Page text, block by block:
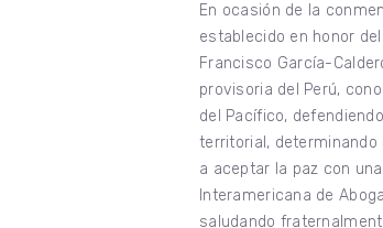
En ocasión de la
establecido en honor
Francisco García-
provisoria del Perú,
del Pacífico,
territorial, determinando
a aceptar la paz con
Interamericana de
saludando